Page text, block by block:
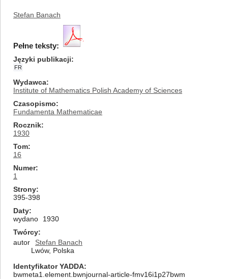
Stefan Banach
Pełne teksty:
Języki publikacji
FR
Wydawca
Institute of Mathematics Polish Academy of Sciences
Czasopismo
Fundamenta Mathematicae
Rocznik
1930
Tom
16
Numer
1
Strony
395-398
Daty
wydano
1930
Twórcy
autor
Stefan Banach
Lwów, Polska
Identyfikator YADDA
bwmeta1.element.bwnjournal-article-fmv16i1p27bwm